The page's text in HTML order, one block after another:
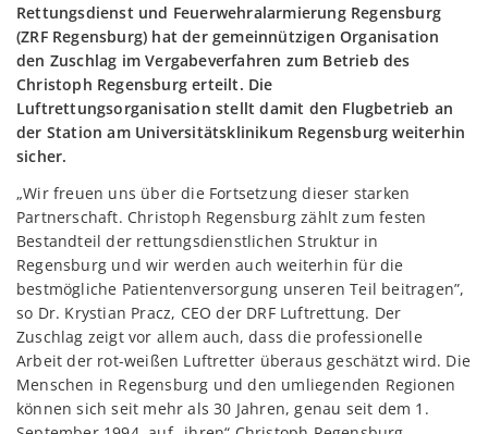
Rettungsdienst und Feuerwehralarmierung Regensburg
(ZRF Regensburg) hat der gemeinnützigen Organisation
den Zuschlag im Vergabeverfahren zum Betrieb des
Christoph Regensburg erteilt. Die
Luftrettungsorganisation stellt damit den Flugbetrieb an
der Station am Universitätsklinikum Regensburg weiterhin
sicher.
„Wir freuen uns über die Fortsetzung dieser starken
Partnerschaft. Christoph Regensburg zählt zum festen
Bestandteil der rettungsdienstlichen Struktur in
Regensburg und wir werden auch weiterhin für die
bestmögliche Patientenversorgung unseren Teil beitragen”,
so Dr. Krystian Pracz, CEO der DRF Luftrettung. Der
Zuschlag zeigt vor allem auch, dass die professionelle
Arbeit der rot-weißen Luftretter überaus geschätzt wird. Die
Menschen in Regensburg und den umliegenden Regionen
können sich seit mehr als 30 Jahren, genau seit dem 1.